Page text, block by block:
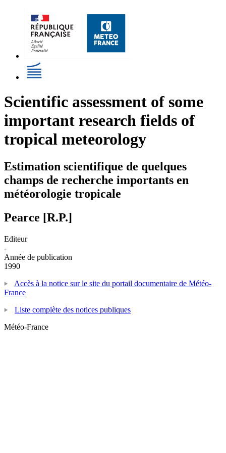
Scientific assessment of some
important research fields of
tropical meteorology
Estimation scientifique de quelques
champs de recherche importants en
météorologie tropicale
Pearce [R.P.]
Editeur
-
Année de publication
1990
Accès à la notice sur le site du portail documentaire de Météo-
France
Liste complète des notices publiques
Météo-France